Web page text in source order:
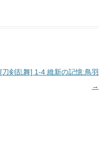
[刀剣乱舞] 1-4 維新の記憶:鳥羽
→